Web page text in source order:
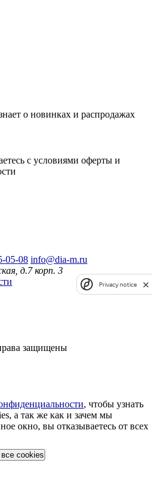
о новинках и распродажах
с условиями оферты и
05-08 info@dia-m.ru
д.7 корп. 3
защищены
, чтобы узнать
а так же как и зачем мы
окно, вы отказываетесь от всех
cookies
Privacy notice